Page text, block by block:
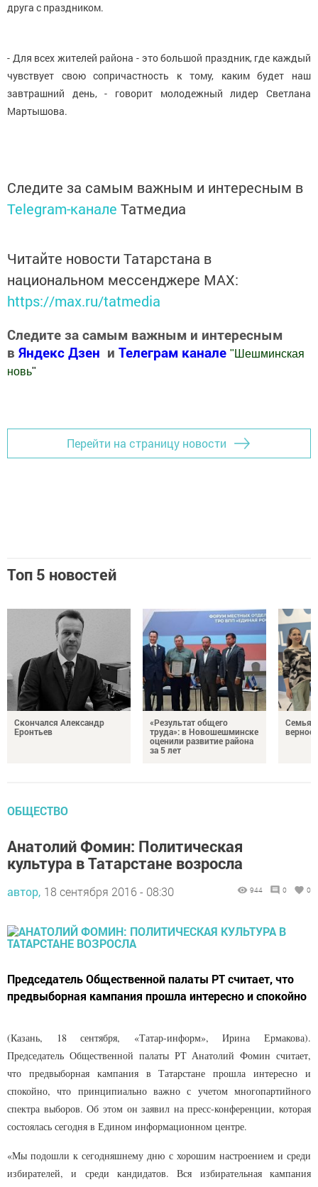
друга с праздником.
- Для всех жителей района - это большой праздник, где каждый
чувствует свою сопричастность к тому, каким будет наш
завтрашний день, - говорит молодежный лидер Светлана
Мартышова.
Следите за самым важным и интересным в
Telegram-канале Татмедиа
Читайте новости Татарстана в
национальном мессенджере MАХ:
https://max.ru/tatmedia
Следите за самым важным и интересным
в Яндекс Дзен и Телеграм канале " Шешминская
новь"
Перейти на страницу новости
Топ 5 новостей
Скончался Александр
Еронтьев
«Результат общего
труда»: в Новошешминске
оценили развитие района
за 5 лет
Семья
ОБЩЕСТВО
Анатолий Фомин: Политическая
культура в Татарстане возросла
автор, 18 сентября 2016 - 08:30 944 0 0
Председатель Общественной палаты РТ считает, что
предвыборная кампания прошла интересно и спокойно
(Казань, 18 сентября, «Татар-информ», Ирина Ермакова).
Председатель Общественной палаты РТ Анатолий Фомин считает,
что предвыборная кампания в Татарстане прошла интересно и
спокойно, что принципиально важно с учетом многопартийного
спектра выборов. Об этом он заявил на пресс-конференции, которая
состоялась сегодня в Едином информационном центре.
«Мы подошли к сегодняшнему дню с хорошим настроением и среди
избирателей, и среди кандидатов. Вся избирательная кампания